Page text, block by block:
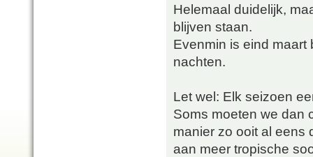
Helemaal duidelijk,
blijven staan.
Evenmin is eind
nachten.
Let wel: Elk seizoen
Soms moeten we dan
manier zo ooit al eens
aan meer tropische